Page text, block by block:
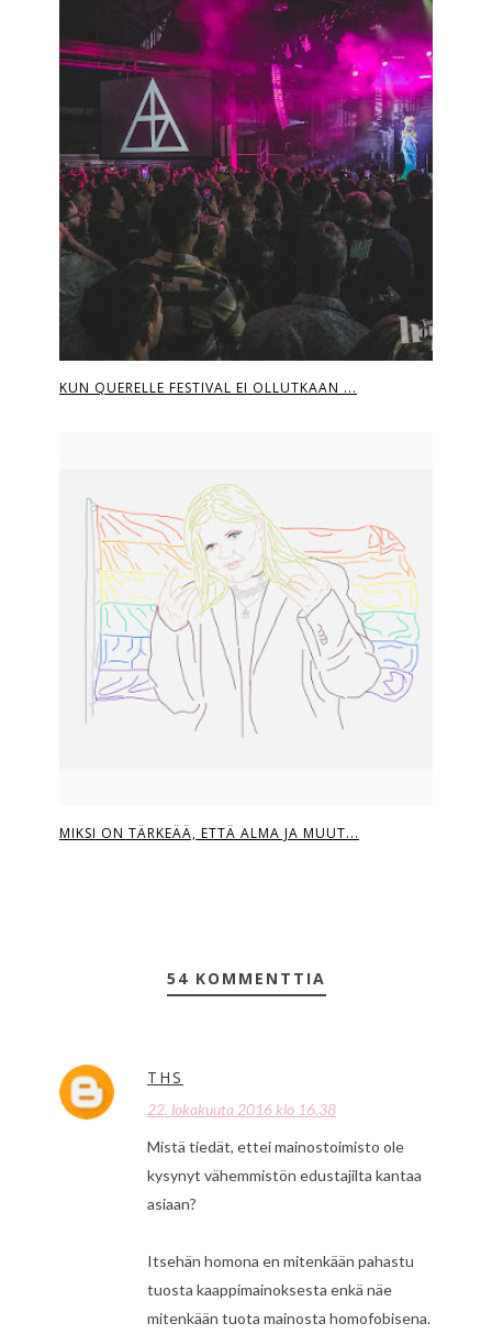
KUN QUERELLE FESTIVAL EI OLLUTKAAN ...
MIKSI ON TÄRKEÄÄ, ETTÄ ALMA JA MUUT...
54 KOMMENTTIA
THS
22. lokakuuta 2016 klo 16.38
Mistä tiedät, ettei mainostoimisto ole
kysynyt vähemmistön edustajilta kantaa
asiaan?
Itsehän homona en mitenkään pahastu
tuosta kaappimainoksesta enkä näe
mitenkään tuota mainosta homofobisena.